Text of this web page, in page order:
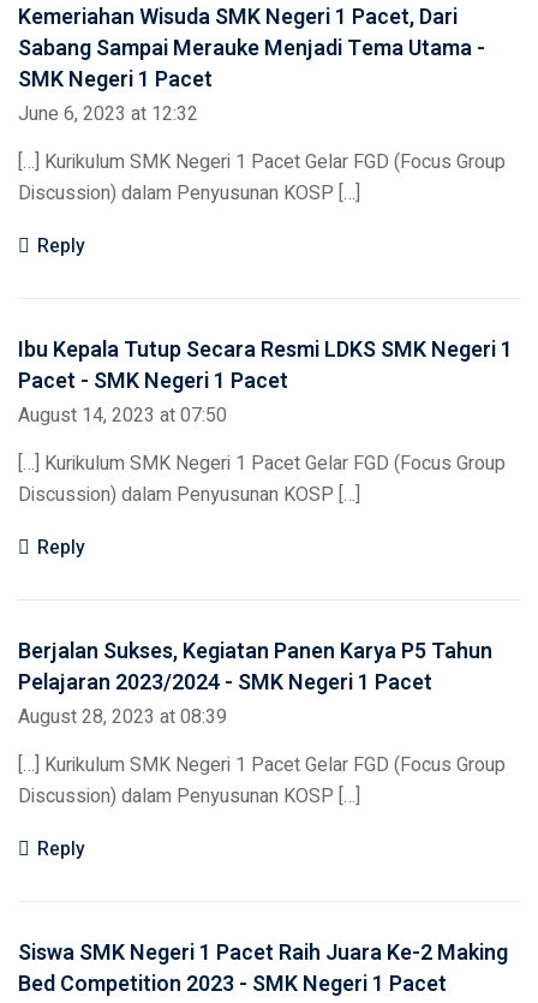
Kemeriahan Wisuda SMK Negeri 1 Pacet, Dari
Sabang Sampai Merauke Menjadi Tema Utama -
SMK Negeri 1 Pacet
June 6, 2023 at 12:32
[…] Kurikulum SMK Negeri 1 Pacet Gelar FGD (Focus Group
Discussion) dalam Penyusunan KOSP […]
Reply
Ibu Kepala Tutup Secara Resmi LDKS SMK Negeri 1
Pacet - SMK Negeri 1 Pacet
August 14, 2023 at 07:50
[…] Kurikulum SMK Negeri 1 Pacet Gelar FGD (Focus Group
Discussion) dalam Penyusunan KOSP […]
Reply
Berjalan Sukses, Kegiatan Panen Karya P5 Tahun
Pelajaran 2023/2024 - SMK Negeri 1 Pacet
August 28, 2023 at 08:39
[…] Kurikulum SMK Negeri 1 Pacet Gelar FGD (Focus Group
Discussion) dalam Penyusunan KOSP […]
Reply
Siswa SMK Negeri 1 Pacet Raih Juara Ke-2 Making
Bed Competition 2023 - SMK Negeri 1 Pacet